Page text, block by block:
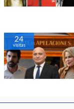
24
visitas